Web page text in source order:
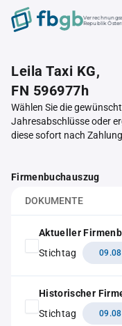
Republik
Leila Taxi KG,
FN 596977h
Wählen Sie die
Jahresabschlüsse oder
diese sofort nach
Firmenbuchauszug
DOKUMENTE
Aktueller
Stichtag
Historischer
Stichtag